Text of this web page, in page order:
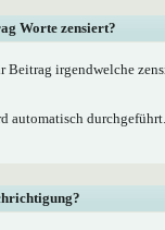
Worte zensiert?
irgendwelche